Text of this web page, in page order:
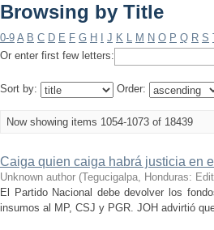
Browsing by Title
0-9 A B C D E F G H J K L M N O P Q R S
Or enter first few letters:
Sort by: Order:
Now showing items 1054-1073 of 18439
Caiga quien caiga habrá justicia en
Unknown author (Tegucigalpa, Honduras:
El Partido Nacional debe devolver los
insumos al MP, CSJ y PGR. JOH advirtió